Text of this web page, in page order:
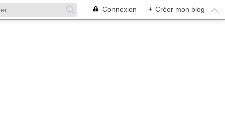
Connexion + Créer mon blog